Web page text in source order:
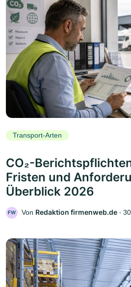
Transport-Arten
CO₂-
Fristen und
Überblick 2026
FW Von Redaktion firmenweb.de ‧